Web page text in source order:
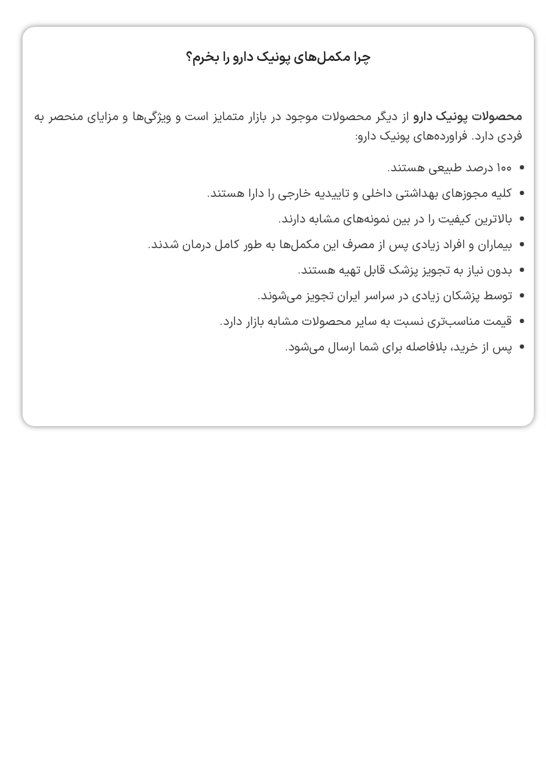
چرا مکمل‌های پونیک دارو را بخرم؟
محصولات پونیک دارو از دیگر محصولات موجود در بازار متمایز است و ویژگی‌ها و مزایای منحصر به
فردی دارد. فراورده‌های پونیک دارو:
۱۰۰ درصد طبیعی هستند.
کلیه مجوزهای بهداشتی داخلی و تاییدیه خارجی را دارا هستند.
بالاترین کیفیت را در بین نمونه‌های مشابه دارند.
بیماران و افراد زیادی پس از مصرف این مکمل‌ها به طور کامل درمان شدند.
بدون نیاز به تجویز پزشک قابل تهیه هستند.
توسط پزشکان زیادی در سراسر ایران تجویز می‌شوند.
قیمت مناسب‌تری نسبت به سایر محصولات مشابه بازار دارد.
پس از خرید، بلافاصله برای شما ارسال می‌شود.